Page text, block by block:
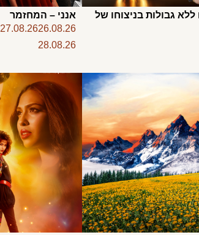
ללא גבולות בניצוחו של
אנני – המחזמר
26.08.26
27.08.26
28.08.26